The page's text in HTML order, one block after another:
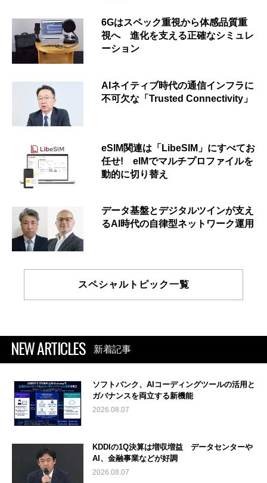
6Gはスペック重視から体感品質重
視へ 進化を支える正確なシミュレ
ーション
AIネイティブ時代の通信インフラに
不可欠な「Trusted Connectivity」
eSIM関連は「LibeSIM」にすべてお
任せ! eIMでマルチプロファイルを
動的に切り替え
データ基盤とデジタルツインが支え
るAI時代の自律型ネットワーク運用
スペシャルトピック一覧
NEW ARTICLES 新着記事
ソフトバンク、AIコーディングツールの活用と
ガバナンスを両立する新機能
2026.08.07
KDDIの1Q決算は増収増益 データセンターや
AI、金融事業などが好調
2026.08.07